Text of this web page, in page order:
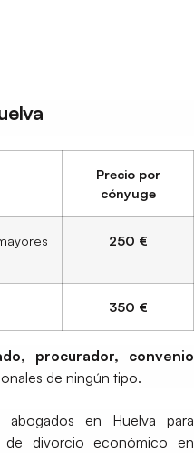
Precio por
cónyuge
250 €
350 €
procurador, convenio
de ningún tipo.
abogados en Huelva para
de divorcio económico en